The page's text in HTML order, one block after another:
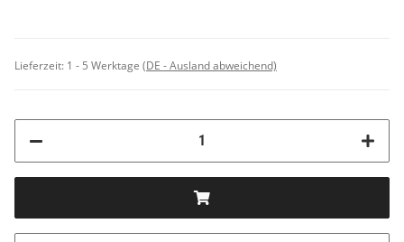
Lieferzeit: 1 - 5 Werktage (DE - Ausland abweichend)